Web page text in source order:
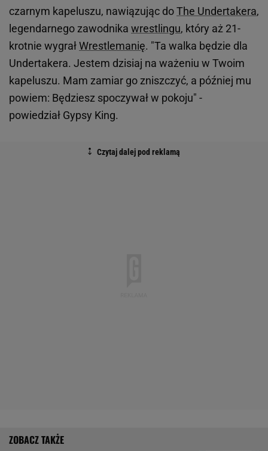
czarnym kapeluszu, nawiązując doThe Undertakera,
legendarnego zawodnika wrestlingu, który aż 21-
krotnie wygrałWrestlemanię. "Ta walka będzie dla
Undertakera. Jestem dzisiaj na ważeniu w Twoim
kapeluszu. Mam zamiar go zniszczyć, a później mu
powiem: Będziesz spoczywał w pokoju" -
powiedział Gypsy King.